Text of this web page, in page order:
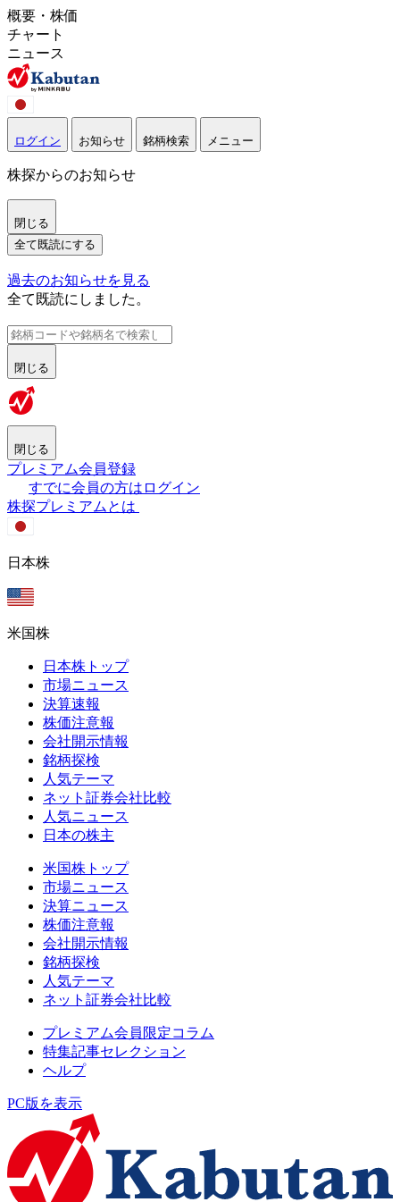
概要・株価
チャート
ニュース
ログイン お知らせ 銘柄検索 メニュー
株探からのお知らせ
閉じる
全て既読にする
過去のお知らせを見る
全て既読にしました。
閉じる
閉じる
プレミアム会員登録
すでに会員の方はログイン
株探プレミアムとは
日本株
米国株
日本株トップ
市場ニュース
決算速報
株価注意報
会社開示情報
銘柄探検
人気テーマ
ネット証券会社比較
人気ニュース
日本の株主
米国株トップ
市場ニュース
決算ニュース
株価注意報
会社開示情報
銘柄探検
人気テーマ
ネット証券会社比較
プレミアム会員限定コラム
特集記事セレクション
ヘルプ
PC版を表示